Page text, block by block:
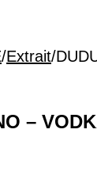
/Extrait/
–